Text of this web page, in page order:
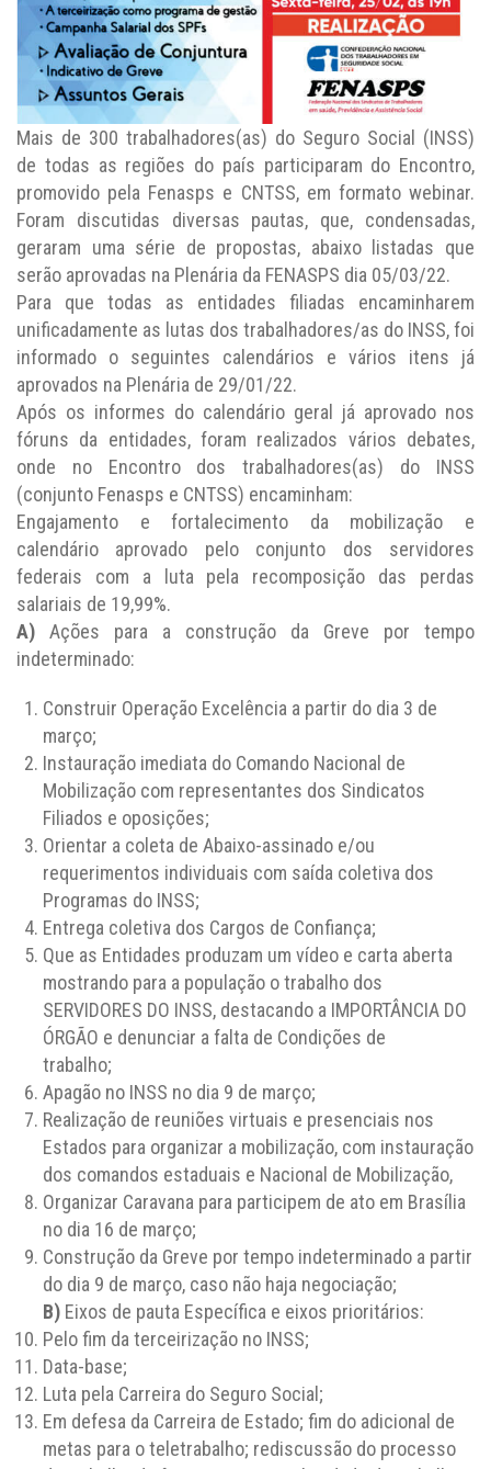
Mais de 300 trabalhadores(as) do Seguro Social (INSS)
de todas as regiões do país participaram do Encontro,
promovido pela Fenasps e CNTSS, em formato webinar.
Foram discutidas diversas pautas, que, condensadas,
geraram uma série de propostas, abaixo listadas que
serão aprovadas na Plenária da FENASPS dia 05/03/22.
Para que todas as entidades filiadas encaminharem
unificadamente as lutas dos trabalhadores/as do INSS, foi
informado o seguintes calendários e vários itens já
aprovados na Plenária de 29/01/22.
Após os informes do calendário geral já aprovado nos
fóruns da entidades, foram realizados vários debates,
onde no Encontro dos trabalhadores(as) do INSS
(conjunto Fenasps e CNTSS) encaminham:
Engajamento e fortalecimento da mobilização e
calendário aprovado pelo conjunto dos servidores
federais com a luta pela recomposição das perdas
salariais de 19,99%.
A) Ações para a construção da Greve por tempo
indeterminado:
Construir Operação Excelência a partir do dia 3 de
março;
Instauração imediata do Comando Nacional de
Mobilização com representantes dos Sindicatos
Filiados e oposições;
Orientar a coleta de Abaixo-assinado e/ou
requerimentos individuais com saída coletiva dos
Programas do INSS;
Entrega coletiva dos Cargos de Confiança;
Que as Entidades produzam um vídeo e carta aberta
mostrando para a população o trabalho dos
SERVIDORES DO INSS, destacando a IMPORTÂNCIA DO
ÓRGÃO e denunciar a falta de Condições de
trabalho;
Apagão no INSS no dia 9 de março;
Realização de reuniões virtuais e presenciais nos
Estados para organizar a mobilização, com instauração
dos comandos estaduais e Nacional de Mobilização,
Organizar Caravana para participem de ato em Brasília
no dia 16 de março;
Construção da Greve por tempo indeterminado a partir
do dia 9 de março, caso não haja negociação;
B) Eixos de pauta Específica e eixos prioritários:
Pelo fim da terceirização no INSS;
Data-base;
Luta pela Carreira do Seguro Social;
Em defesa da Carreira de Estado; fim do adicional de
metas para o teletrabalho; rediscussão do processo